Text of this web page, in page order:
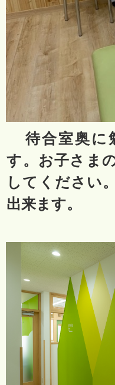
待合室奥に
す。お子さま
してください
出来ます。